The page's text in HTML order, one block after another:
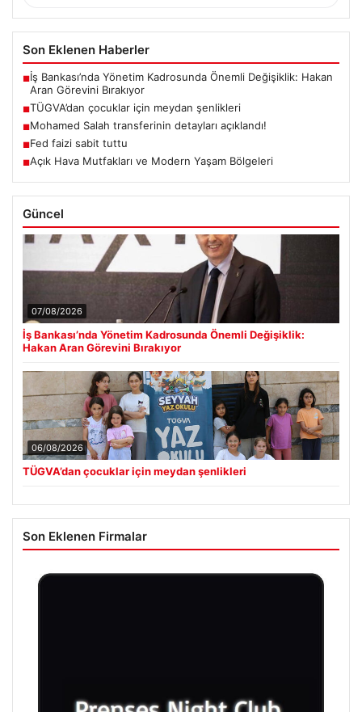
Son Eklenen Haberler
■İş Bankası’nda Yönetim Kadrosunda Önemli Değişiklik: Hakan
Aran Görevini Bırakıyor
■TÜGVA’dan çocuklar için meydan şenlikleri
■Mohamed Salah transferinin detayları açıklandı!
■Fed faizi sabit tuttu
■Açık Hava Mutfakları ve Modern Yaşam Bölgeleri
Güncel
07/08/2026
İş Bankası’nda Yönetim Kadrosunda Önemli Değişiklik:
Hakan Aran Görevini Bırakıyor
06/08/2026
TÜGVA’dan çocuklar için meydan şenlikleri
Son Eklenen Firmalar